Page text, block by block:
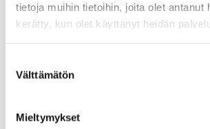
tietoja muihin tietoihin, joita olet antanut
kerätty, kun olet käyttänyt heidän
valinta
Välttämätön
Mieltymykset
Transportlängd